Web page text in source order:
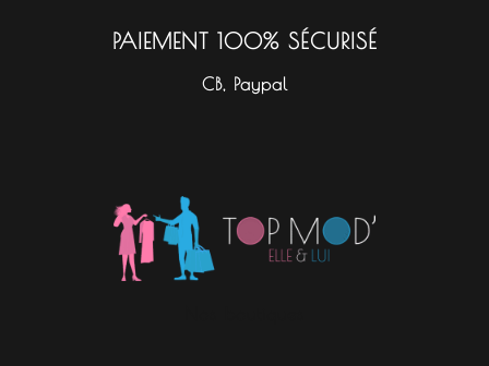
PAIEMENT 100% SÉCURISÉ
CB, Paypal